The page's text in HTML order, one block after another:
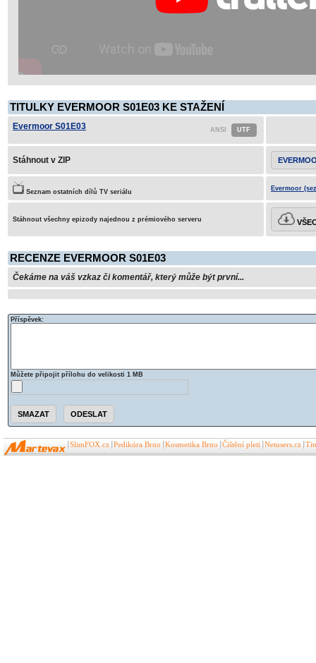
TITULKY EVERMOOR S01E03 KE STAŽENÍ
Evermoor S01E03
Stáhnout v ZIP
Seznam ostatních dílů TV seriálu Evermoor
Stáhnout všechny epizody najednou z prémiového serveru
RECENZE EVERMOOR S01E03
Čekáme na váš vzkaz či komentář, který může být první...
Příspěvek:
Můžete připojit přílohu do velikosti 1 MB
SlimFOX.cz Pedikúra Brno Kosmetika Brno Čištění pleti Netusers.cz